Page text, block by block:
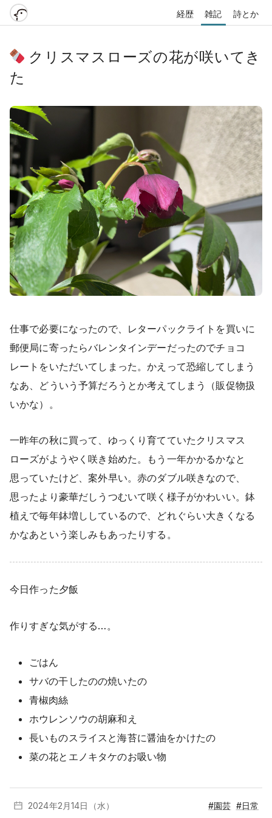
経歴 雑記 詩とか
クリスマスローズの花が咲いてき
た
仕事で必要になったので、レターパックライトを買いに
郵便局に寄ったらバレンタインデーだったのでチョコ
レートをいただいてしまった。かえって恐縮してしまう
なあ、どういう予算だろうとか考えてしまう（販促物扱
いかな）。
一昨年の秋に買って、ゆっくり育てていたクリスマス
ローズがようやく咲き始めた。もう一年かかるかなと
思っていたけど、案外早い。赤のダブル咲きなので、
思ったより豪華だしうつむいて咲く様子がかわいい。鉢
植えで毎年鉢増ししているので、どれぐらい大きくなる
かなあという楽しみもあったりする。
今日作った夕飯
作りすぎな気がする…。
ごはん
サバの干したのの焼いたの
青椒肉絲
ホウレンソウの胡麻和え
長いものスライスと海苔に醤油をかけたの
菜の花とエノキタケのお吸い物
2024年2月14日（水） #園芸 #日常